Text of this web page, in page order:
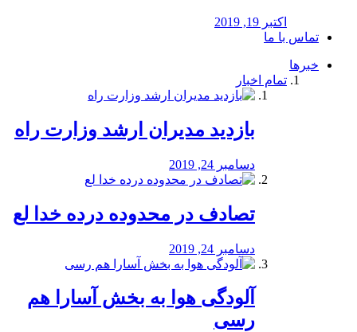
اکتبر 19, 2019
تماس با ما
خبرها
تمام اخبار
بازدید مدیران ارشد وزارت راه
دسامبر 24, 2019
تصادف در محدوده درده خدا لع
دسامبر 24, 2019
آلودگی هوا به بخش آسارا هم
رسی